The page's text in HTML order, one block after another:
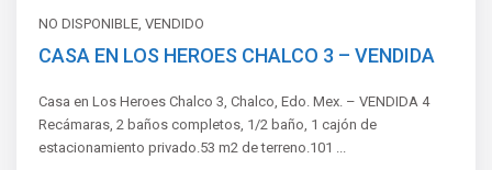
NO DISPONIBLE,VENDIDO
CASA EN LOS HEROES CHALCO 3 – VENDIDA
Casa en Los Heroes Chalco 3, Chalco, Edo. Mex. – VENDIDA 4
Recámaras, 2 baños completos, 1/2 baño, 1 cajón de
estacionamiento privado.53 m2 de terreno.101 ...